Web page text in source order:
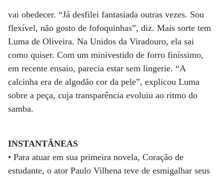
vai obedecer. “Já desfilei fantasiada outras vezes. Sou
flexível, não gosto de fofoquinhas”, diz. Mais sorte tem
Luma de Oliveira. Na Unidos da Viradouro, ela sai
como quiser. Com um minivestido de forro finíssimo,
em recente ensaio, parecia estar sem lingerie. “A
calcinha era de algodão cor da pele”, explicou Luma
sobre a peça, cuja transparência evoluiu ao ritmo do
samba.
INSTANTÂNEAS
• Para atuar em sua primeira novela, Coração de
estudante, o ator Paulo Vilhena teve de esmigalhar seus